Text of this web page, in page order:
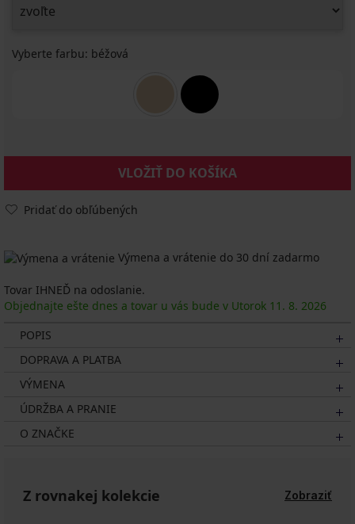
Vyberte farbu: béžová
VLOŽIŤ DO KOŠÍKA
Pridať do obľúbených
Výmena a vrátenie do 30 dní zadarmo
Tovar IHNEĎ na odoslanie.
Objednajte ešte dnes a tovar u vás bude v Utorok 11. 8. 2026
POPIS
DOPRAVA A PLATBA
VÝMENA
ÚDRŽBA A PRANIE
O ZNAČKE
Z rovnakej kolekcie Zobraziť